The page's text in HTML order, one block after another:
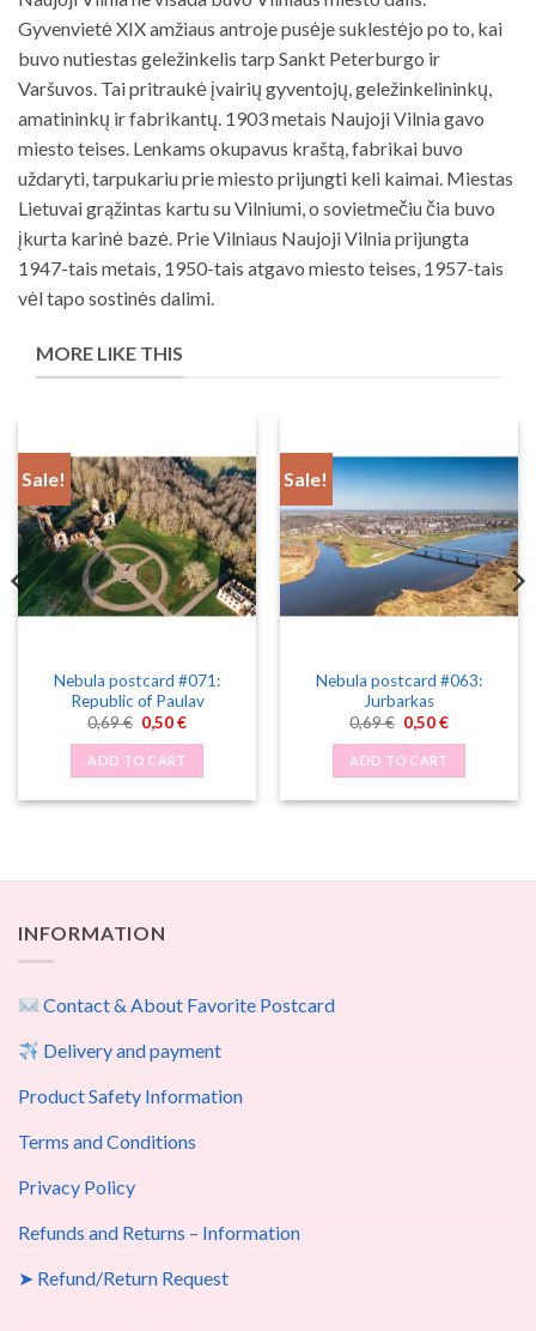
Gyvenvietė XIX amžiaus antroje pusėje suklestėjo po to, kai
buvo nutiestas geležinkelis tarp Sankt Peterburgo ir
Varšuvos. Tai pritraukė įvairių gyventojų, geležinkelininkų,
amatininkų ir fabrikantų. 1903 metais Naujoji Vilnia gavo
miesto teises. Lenkams okupavus kraštą, fabrikai buvo
uždaryti, tarpukariu prie miesto prijungti keli kaimai. Miestas
Lietuvai grąžintas kartu su Vilniumi, o sovietmečiu čia buvo
įkurta karinė bazė. Prie Vilniaus Naujoji Vilnia prijungta
1947-tais metais, 1950-tais atgavo miesto teises, 1957-tais
vėl tapo sostinės dalimi.
MORE LIKE THIS
Sale!
Nebula postcard #071:
Republic of Paulav
0,69€ Original
price
was:
0,69 €.
0,50€Current
ADD TO CART
Sale!
Nebula postcard #063:
Jurbarkas
0,69€ Original
price
was:
0,69 €.
0,50€Current
ADD TO CART
INFORMATION
Contact & About Favorite Postcard
Delivery and payment
Product Safety Information
Terms and Conditions
Privacy Policy
Refunds and Returns – Information
➤ Refund/Return Request